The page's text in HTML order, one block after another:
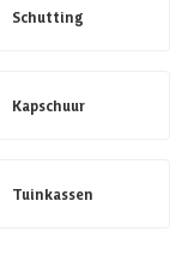
Schutting
Kapschuur
Tuinkassen